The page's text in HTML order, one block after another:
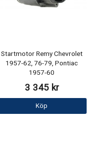
Startmotor Remy Chevrolet
1957-62, 76-79, Pontiac
1957-60
3 345 kr
Köp